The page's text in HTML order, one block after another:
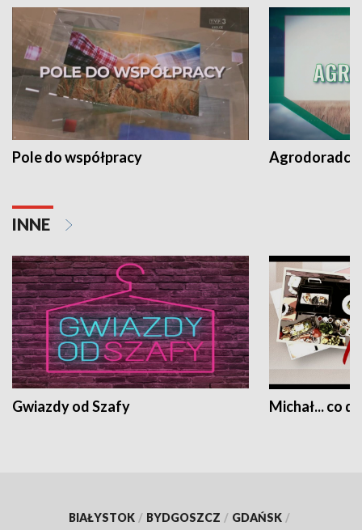
Pole do współpracy Agrodoradcy
INNE
Gwiazdy od Szafy Michał... co
BIAŁYSTOK / BYDGOSZCZ / GDAŃSK /